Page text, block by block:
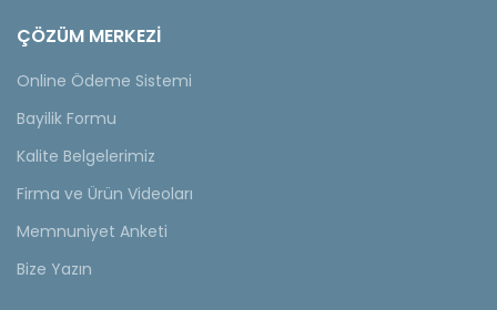
ÇÖZÜM MERKEZİ
Online Ödeme Sistemi
Bayilik Formu
Kalite Belgelerimiz
Firma ve Ürün Videoları
Memnuniyet Anketi
Bize Yazın